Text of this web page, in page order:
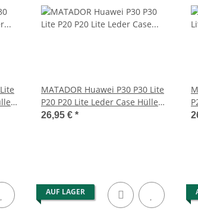
MATADOR Huawei P30 P30 Lite
P20 P20 Lite Leder Case Hülle
Schwarz
26,95 € *
AUF LAGER